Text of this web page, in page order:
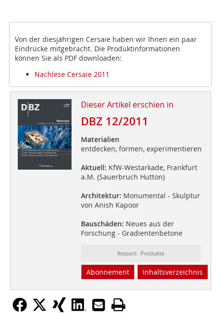
Von der diesjährigen Cersaie haben wir Ihnen ein paar
Eindrücke mitgebracht. Die Produktinformationen
können Sie als PDF downloaden:
Nachlese Cersaie 2011
Dieser Artikel erschien in
DBZ 12/2011
Materialien
entdecken, formen, experimentieren
Aktuell: KfW-Westarkade, Frankfurt
a.M. (Sauerbruch Hutton)
Architektur: Monumental - Skulptur
von Anish Kapoor
Bauschäden: Neues aus der
Forschung - Gradientenbetone
Ressort: Produkte
Abonnement Inhaltsverzeichnis